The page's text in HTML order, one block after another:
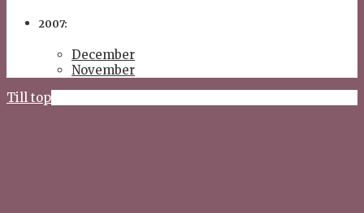
2007:
December
November
Till top